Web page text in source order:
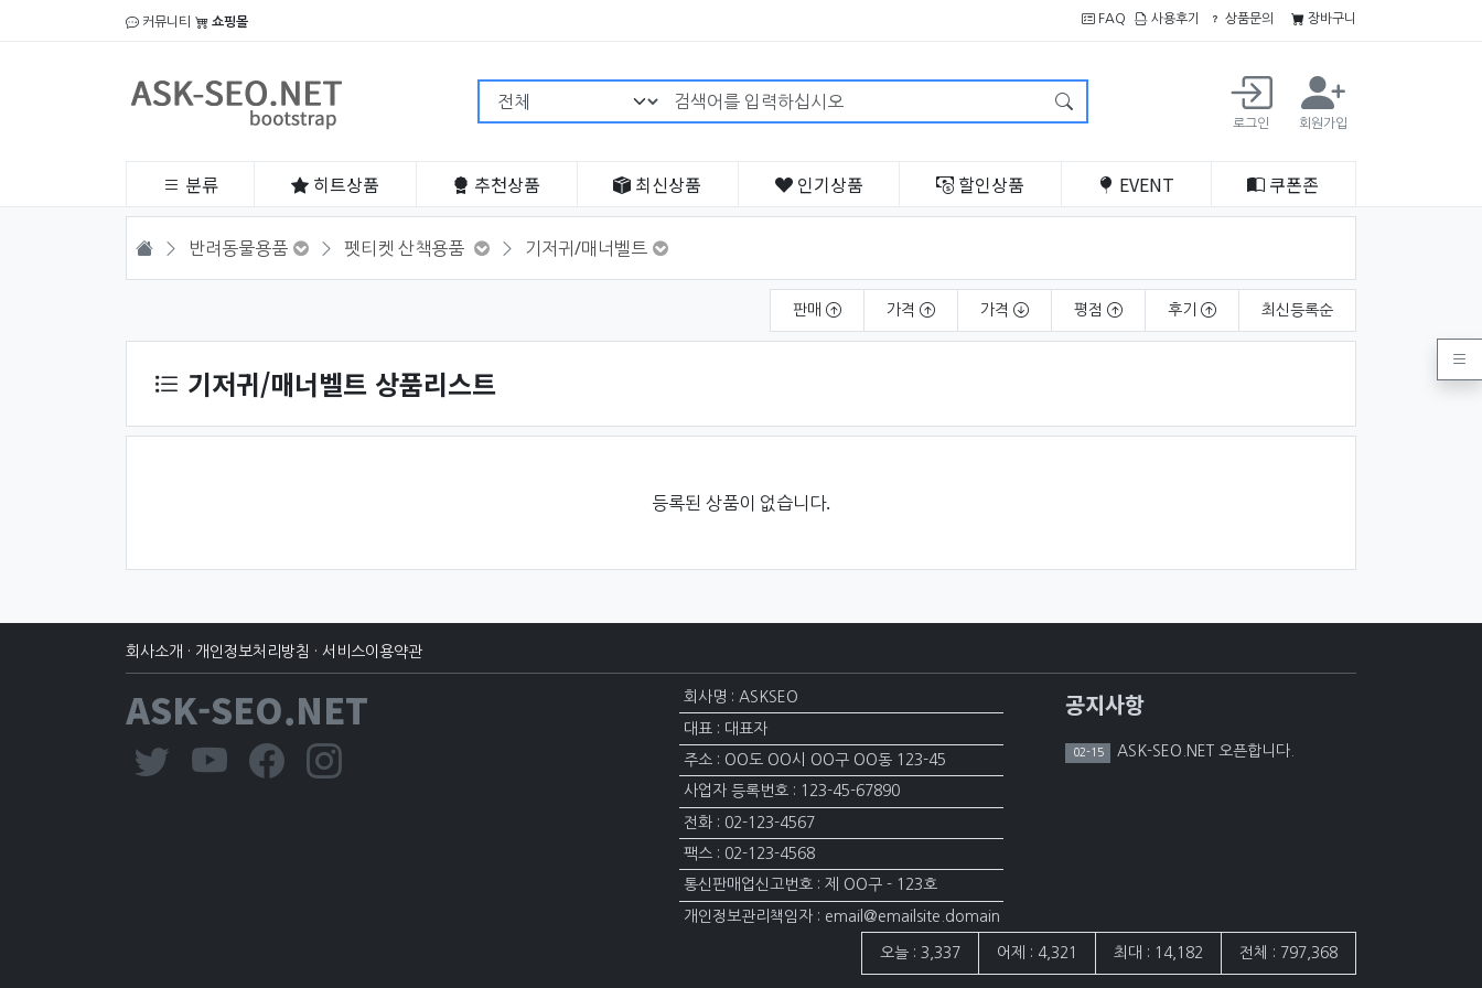
커뮤니티 쇼핑몰 FAQ 사용후기 상품문의 장바구니
검색어 필수
로그인 회원가입
분류 히트상품 추천상품 최신상품 인기상품 할인상품 EVENT 쿠폰존
HOME 반려동물용품 펫티켓 산책용품 기저귀/매너벨트
판매 가격 가격 평점 후기 최신등록순
기저귀/매너벨트 상품리스트
등록된 상품이 없습니다.
회사소개 · 개인정보처리방침 · 서비스이용약관
ASK-SEO.NET 회사명 : ASKSEO
대표 : 대표자
주소 : OO도 OO시 OO구 OO동 123-45
사업자 등록번호 : 123-45-67890
전화 : 02-123-4567
팩스 : 02-123-4568
통신판매업신고번호 : 제 OO구 - 123호
개인정보관리책임자 : email@emailsite.domain
공지사항
02-15 ASK-SEO.NET 오픈합니다.
접속자집계
오늘 : 3,337 어제 : 4,321 최대 : 14,182 전체 : 797,368